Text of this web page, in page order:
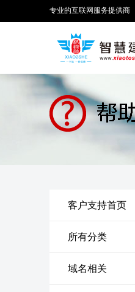
专业的互联网服务提供商
客户支持首页
所有分类
域名相关